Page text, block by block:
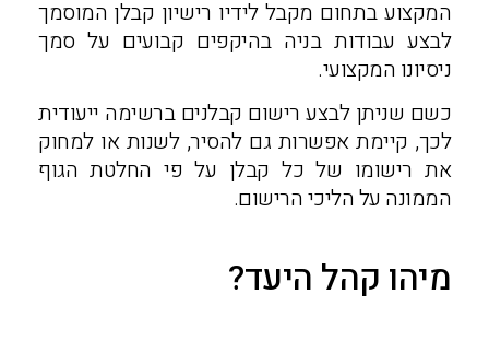
המקצוע בתחום מקבל לידיו רישיון קבלן המוסמך
לבצע עבודות בניה בהיקפים קבועים על סמך
ניסיונו המקצועי.
כשם שניתן לבצע רישום קבלנים ברשימה ייעודית
לכך, קיימת אפשרות גם להסיר, לשנות או למחוק
את רישומו של כל קבלן על פי החלטת הגוף
הממונה על הליכי הרישום.
מיהו קהל היעד?